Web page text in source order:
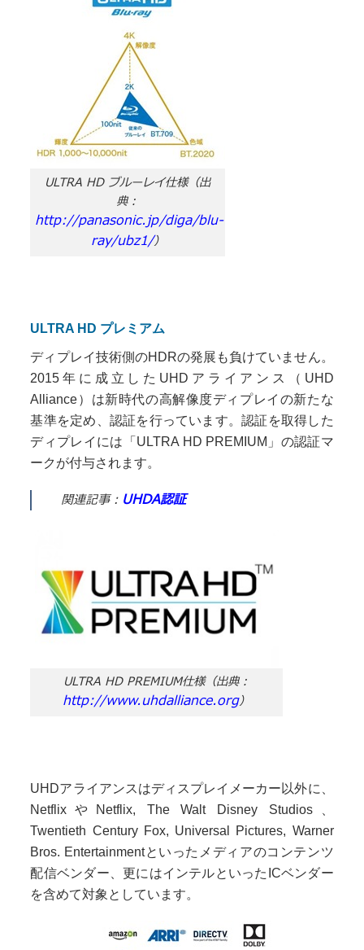
ULTRA HD ブルーレイ仕様（出
典：
http://panasonic.jp/diga/blu-
ray/ubz1/）
ULTRA HD プレミアム
ディプレイ技術側のHDRの発展も負けていません。
2015年に成立したUHDアライアンス（UHD
Alliance）は新時代の高解像度ディプレイの新たな
基準を定め、認証を行っています。認証を取得した
ディプレイには「ULTRA HD PREMIUM」の認証マ
ークが付与されます。
関連記事： UHDA認証
ULTRA HD PREMIUM仕様（出典：
http://www.uhdalliance.org）
UHDアライアンスはディスプレイメーカー以外に、
NetflixやNetflix, The Walt Disney Studios、
Twentieth Century Fox, Universal Pictures, Warner
Bros. Entertainmentといったメディアのコンテンツ
配信ベンダー、更にはインテルといったICベンダー
を含めて対象としています。